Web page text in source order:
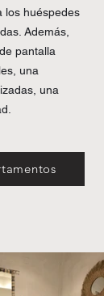
los huéspedes
Además,
pantalla
una
una